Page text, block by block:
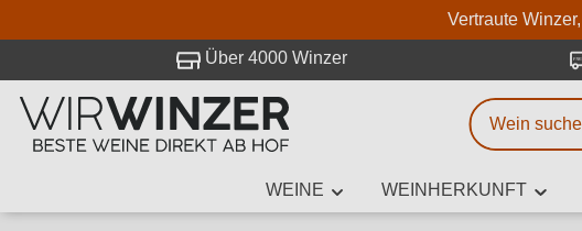
Vertraute
Über 4000 Winzer
WEINE WEINHERKUNFT
Weinsuche
Mindestens 3 Zeichen
bei WirWinzer.